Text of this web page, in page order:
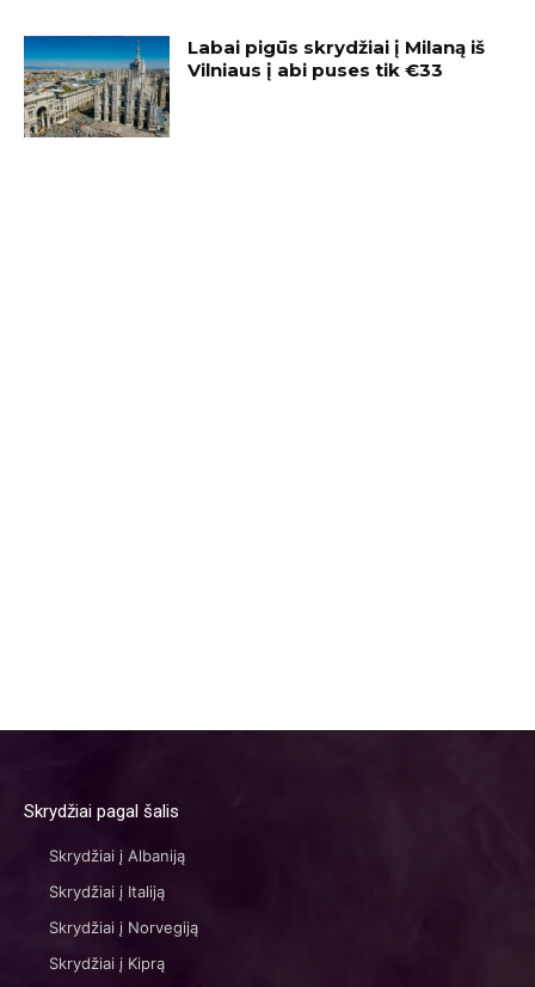
Labai pigūs skrydžiai į Milaną iš
Vilniaus į abi puses tik €33
Skrydžiai pagal šalis
Skrydžiai į Albaniją
Skrydžiai į Italiją
Skrydžiai į Norvegiją
Skrydžiai į Kiprą